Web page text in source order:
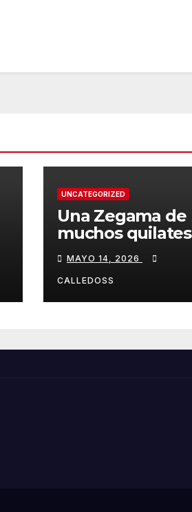
UNCATEGORIZED
Una Zegama de
muchos quilates
MAYO 14, 2026
CALLEDOSS